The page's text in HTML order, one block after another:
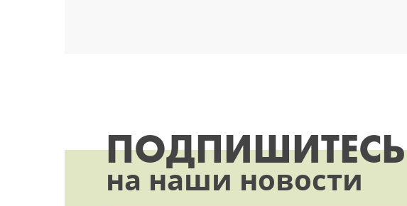
ПОДПИШИТЕСЬ
на наши новости